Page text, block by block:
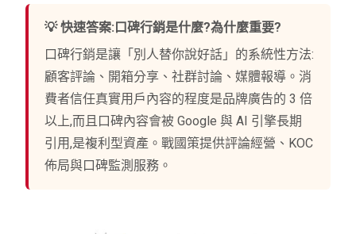
💡 快速答案:口碑行銷是什麼?為什麼重要?
口碑行銷是讓「別人替你說好話」的系統性方法:
顧客評論、開箱分享、社群討論、媒體報導。消
費者信任真實用戶內容的程度是品牌廣告的 3 倍
以上,而且口碑內容會被 Google 與 AI 引擎長期
引用,是複利型資產。戰國策提供評論經營、KOC
佈局與口碑監測服務。